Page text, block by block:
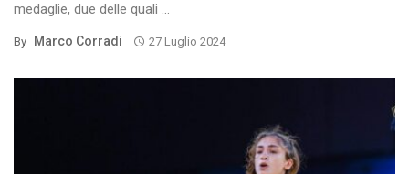
medaglie, due delle quali ...
By Marco Corradi 27 Luglio 2024